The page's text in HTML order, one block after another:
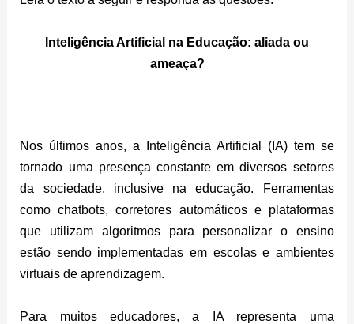
Inteligência Artificial na Educação: aliada ou
ameaça?
Nos últimos anos, a Inteligência Artificial (IA) tem se
tornado uma presença constante em diversos setores
da sociedade, inclusive na educação. Ferramentas
como chatbots, corretores automáticos e plataformas
que utilizam algoritmos para personalizar o ensino
estão sendo implementadas em escolas e ambientes
virtuais de aprendizagem.
Para muitos educadores, a IA representa uma